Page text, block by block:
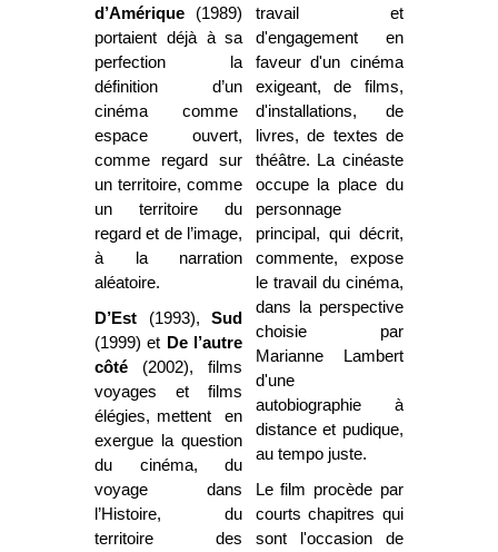
d’Amérique (1989)
portaient déjà à sa
perfection la
définition d’un
cinéma comme
espace ouvert,
comme regard sur
un territoire, comme
un territoire du
regard et de l’image,
à la narration
aléatoire.
D’Est (1993),Sud
(1999) et De l’autre
côté (2002), films
voyages et films
élégies, mettent en
exergue la question
du cinéma, du
voyage dans
l’Histoire, du
territoire des
travail et
d'engagement en
faveur d'un cinéma
exigeant, de films,
d'installations, de
livres, de textes de
théâtre. La cinéaste
occupe la place du
personnage
principal, qui décrit,
commente, expose
le travail du cinéma,
dans la perspective
choisie par
Marianne Lambert
d'une
autobiographie à
distance et pudique,
au tempo juste.
Le film procède par
courts chapitres qui
sont l'occasion de